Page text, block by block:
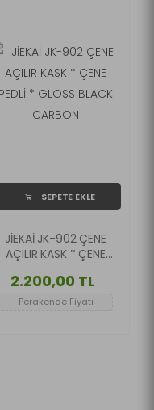
SEPETE EKLE
JİEKAİ JK-902 ÇENE
AÇILIR KASK * ÇENE
CARBON
2.200,00 TL
Perakende Fiyatı